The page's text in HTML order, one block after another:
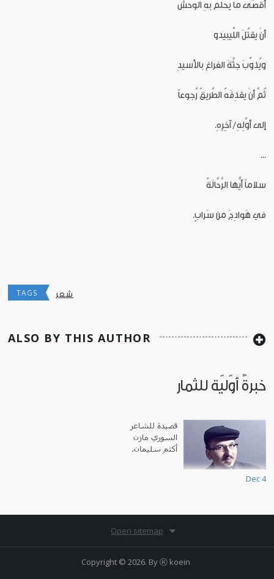
أقصَى ما يحلُمُ بهِ الوحشُ
أنْ يقتُلَ اللِّيبيدو
ويُذوِّبَ جثَّةَ الفراغِ بالأسيدِ
ثُمَّ أنْ يقذِفَهُ الطَّريقُ رُجوعاً
إلى أوَّلِهِ/ آخِرِهِ.
...
سلاماً أيُّها الرَّحَّالَةُ
في هَوادِجَ من سَرابٍ.
TAGS شعر
ALSO BY THIS AUTHOR
خبرةٌ أوّليّة للثمار
قصيدة للشاعر
السوري مازن
أكثم سليمان.
Dec 4
Open sitemap
Copyright © 2026. ByⓀ koein